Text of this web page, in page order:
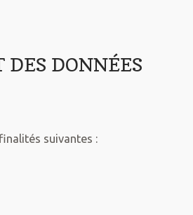
DONNÉES
suivantes :